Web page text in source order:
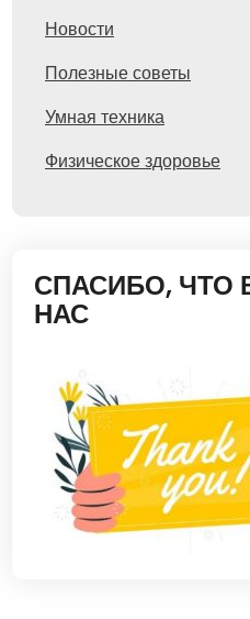
Новости
Полезные советы
Умная техника
Физическое здоровье
СПАСИБО, ЧТО
НАС